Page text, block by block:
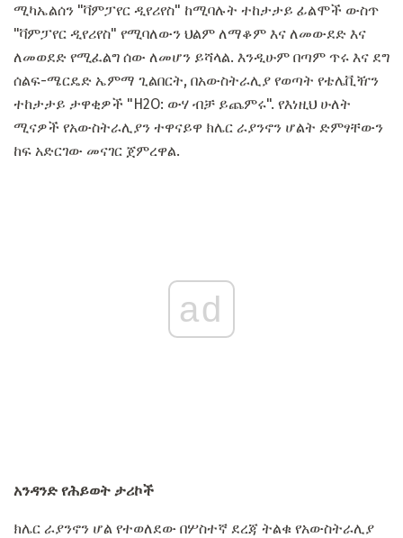
ሚካኤልሰን "ቫምፓየር ዲየሪየስ" ከሚባሉት ተከታታይ ፊልሞች ውስጥ
"ቫምፓየር ዲየሪየስ" የሚባለውን ህልም ለማቆም እና ለመውደድ እና
ለመወደድ የሚፈልግ ሰው ለመሆን ይሻላል. እንዲሁም በጣም ጥሩ እና ደግ
ሰልፍ-ሜርዴድ ኤምማ ጊልበርት, በአውስትራሊያ የወጣት የቴሌቪዥን
ተከታታይ ታዋቂዎች "H2O: ውሃ ብቻ ይጨምሩ". የእነዚህ ሁለት
ሚናዎች የአውስትራሊያን ተዋናይዋ ክሌር ራያንኖን ሆልት ድምፃቸውን
ከፍ አድርገው መናገር ጀምረዋል.
ad
አንዳንድ የሕይወት ታሪኮች
ክሌር ራያንኖን ሆል የተወለደው በሦስተኛ ደረጃ ትልቁ የአውስትራሊያ